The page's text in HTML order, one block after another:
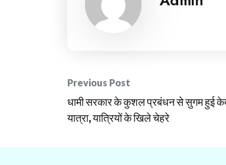
Post
navigation
Previous Post
धामी सरकार के कुशल प्रबंधन से सुगम हुई
यात्रा, यात्रियों के खिले चेहरे